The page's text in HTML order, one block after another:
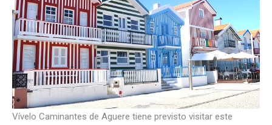
Vívelo Caminantes de Aguere tiene previsto visitar este